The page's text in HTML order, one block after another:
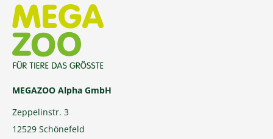
MEGAZOO Alpha GmbH
Zeppelinstr. 3
12529 Schönefeld